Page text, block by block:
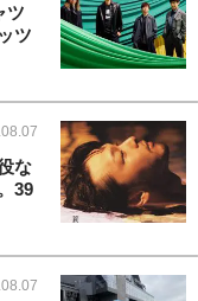
ツ
ツ
な
39